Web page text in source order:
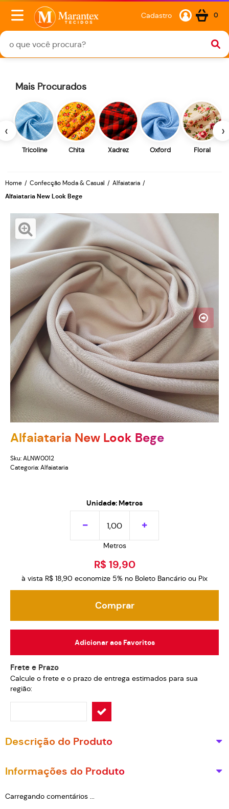
Cadastro 0
‹
Mais Procurados
Tricoline Chita Xadrez Oxford Floral
›
Home Confecção Moda & Casual Alfaiataria
Alfaiataria New Look Bege
Alfaiataria New Look Bege
Sku: ALNW0012
Categoria: Alfaiataria
Unidade: Metros
Metros
R$ 19,90
à vista R$ 18,90 economize 5% no Boleto Bancário ou Pix
Comprar
Adicionar aos Favoritos
Frete e Prazo
Calcule o frete e o prazo de entrega estimados para sua
região:
Descrição do Produto
Informações do Produto
Carregando comentários ...